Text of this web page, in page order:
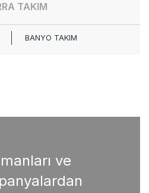
TAKIM
BANYO TAKIM
ve